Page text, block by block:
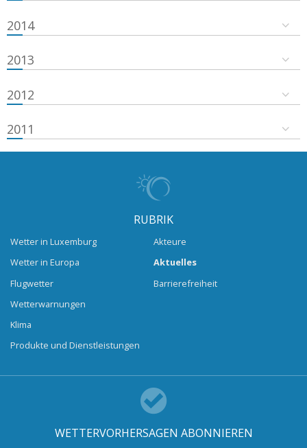
2014
2013
2012
2011
RUBRIK
Wetter in Luxemburg
Wetter in Europa
Flugwetter
Wetterwarnungen
Klima
Produkte und Dienstleistungen
Akteure
Aktuelles
Barrierefreiheit
WETTERVORHERSAGEN ABONNIEREN